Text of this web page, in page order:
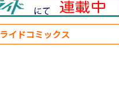
ライドコミックス